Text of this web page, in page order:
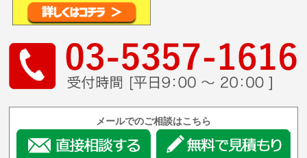
メールでのご相談はこちら